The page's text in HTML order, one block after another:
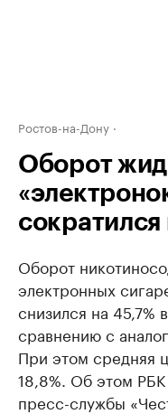
Ростов-на-Дону
Оборот
сократился
Оборот
электронных
снизился на 45,7%
сравнению с
При этом средняя
18,8%. Об этом
пресс-службы